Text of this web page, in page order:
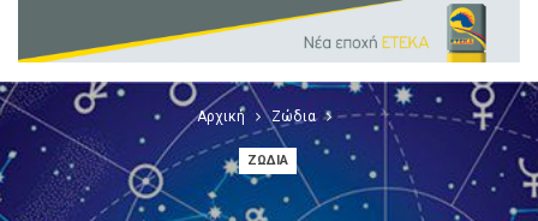
Αρχική Ζώδια
ΖΏΔΙΑ